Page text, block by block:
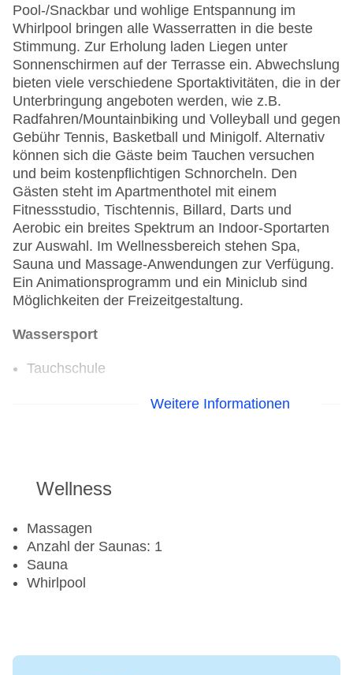
Pool-/Snackbar und wohlige Entspannung im
Whirlpool bringen alle Wasserratten in die beste
Stimmung. Zur Erholung laden Liegen unter
Sonnenschirmen auf der Terrasse ein. Abwechslung
bieten viele verschiedene Sportaktivitäten, die in der
Unterbringung angeboten werden, wie z.B.
Radfahren/Mountainbiking und Volleyball und gegen
Gebühr Tennis, Basketball und Minigolf. Alternativ
können sich die Gäste beim Tauchen versuchen
und beim kostenpflichtigen Schnorcheln. Den
Gästen steht im Apartmenthotel mit einem
Fitnessstudio, Tischtennis, Billard, Darts und
Aerobic ein breites Spektrum an Indoor-Sportarten
zur Auswahl. Im Wellnessbereich stehen Spa,
Sauna und Massage-Anwendungen zur Verfügung.
Ein Animationsprogramm und ein Miniclub sind
Möglichkeiten der Freizeitgestaltung.
Wassersport
Tauchschule
Weitere Informationen
Wellness
Massagen
Anzahl der Saunas: 1
Sauna
Whirlpool